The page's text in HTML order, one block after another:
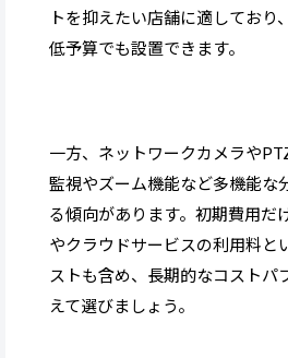
トを抑えたい店舗に適しており
低予算でも設置できます。
一方、ネットワークカメラや
監視やズーム機能など多機能な
る傾向があります。初期費用だ
やクラウドサービスの利用料と
ストも含め、長期的なコストパ
えて選びましょう。